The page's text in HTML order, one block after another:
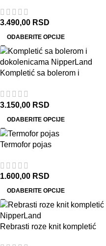
3.490,00 RSD
ODABERITE OPCIJE
Kompletić sa bolerom i
3.150,00 RSD
ODABERITE OPCIJE
Termofor pojas
1.600,00 RSD
ODABERITE OPCIJE
Rebrasti roze knit kompletić